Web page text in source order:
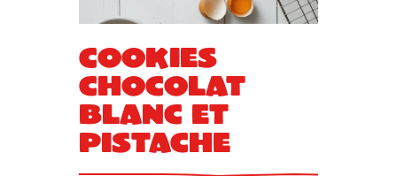
Cookies
chocolat
blanc et
pistache